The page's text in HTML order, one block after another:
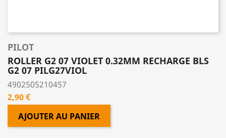
PILOT
ROLLER G2 07 VIOLET 0.32MM RECHARGE BLS
G2 07 PILG27VIOL
4902505210457
Prix
2,90 €
AJOUTER AU PANIER